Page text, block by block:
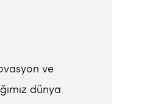
ve
dünya